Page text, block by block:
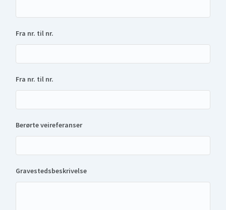
Fra nr. til nr.
Fra nr. til nr.
Berørte veireferanser
Gravestedsbeskrivelse